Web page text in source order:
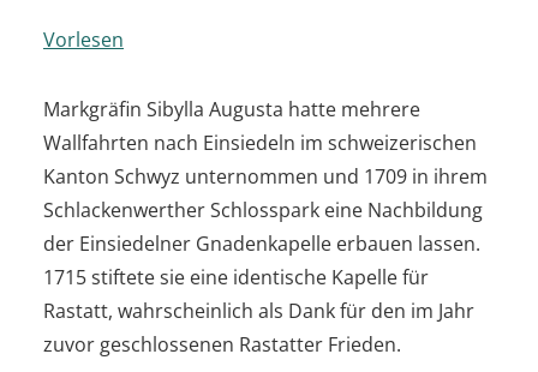
Vorlesen
Markgräfin Sibylla Augusta hatte mehrere
Wallfahrten nach Einsiedeln im schweizerischen
Kanton Schwyz unternommen und 1709 in ihrem
Schlackenwerther Schlosspark eine Nachbildung
der Einsiedelner Gnadenkapelle erbauen lassen.
1715 stiftete sie eine identische Kapelle für
Rastatt, wahrscheinlich als Dank für den im Jahr
zuvor geschlossenen Rastatter Frieden.